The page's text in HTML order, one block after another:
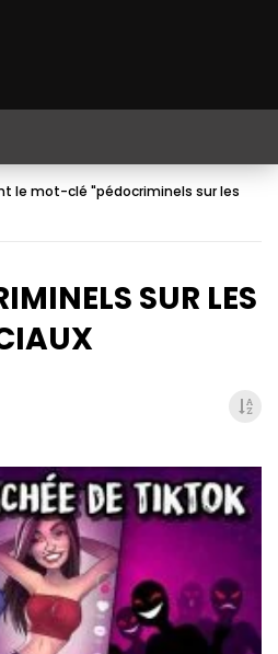
le mot-clé "pédocriminels sur les
SUR LES